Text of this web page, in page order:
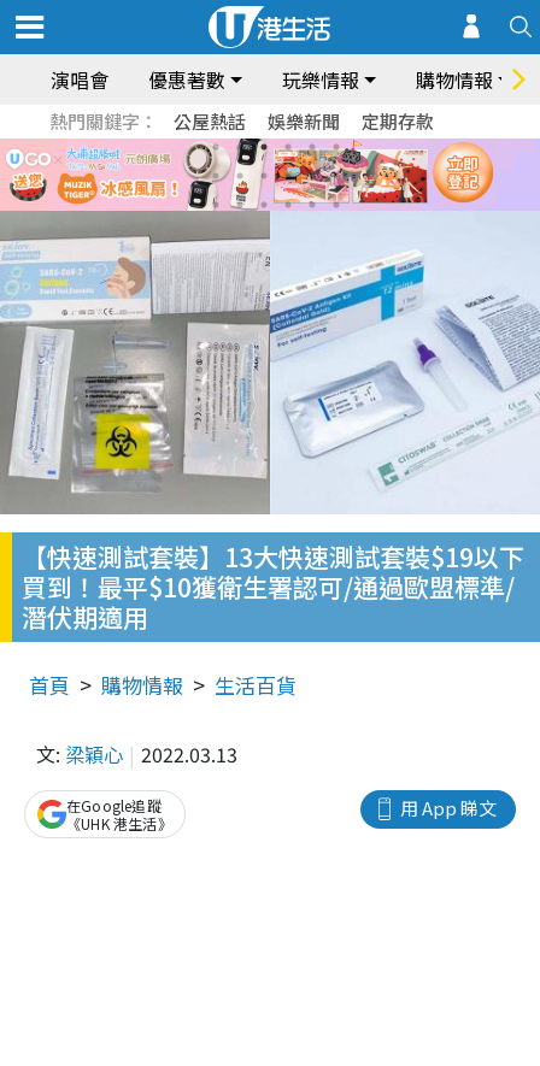
演唱會 優惠著數 玩樂情報 購物情報
熱門關鍵字： 公屋熱話 娛樂新聞 定期存款
【快速測試套裝】13大快速測試套裝$19以下
買到！最平$10獲衛生署認可/通過歐盟標準/
潛伏期適用
首頁 購物情報 生活百貨
文: 梁穎心 2022.03.13
用 App 睇文
在Google追蹤
《UHK 港生活》